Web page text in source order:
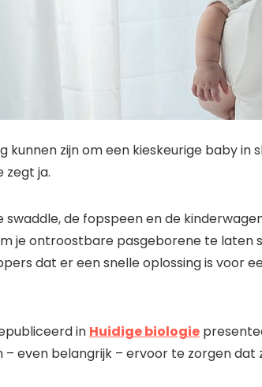
kunnen zijn om een ​​kieskeurige baby
zegt ja.
swaddle, de fopspeen en de
je ontroostbare pasgeborene te laten
dat er een snelle oplossing is voor
in Huidige biologie
even belangrijk – ervoor te zorgen dat